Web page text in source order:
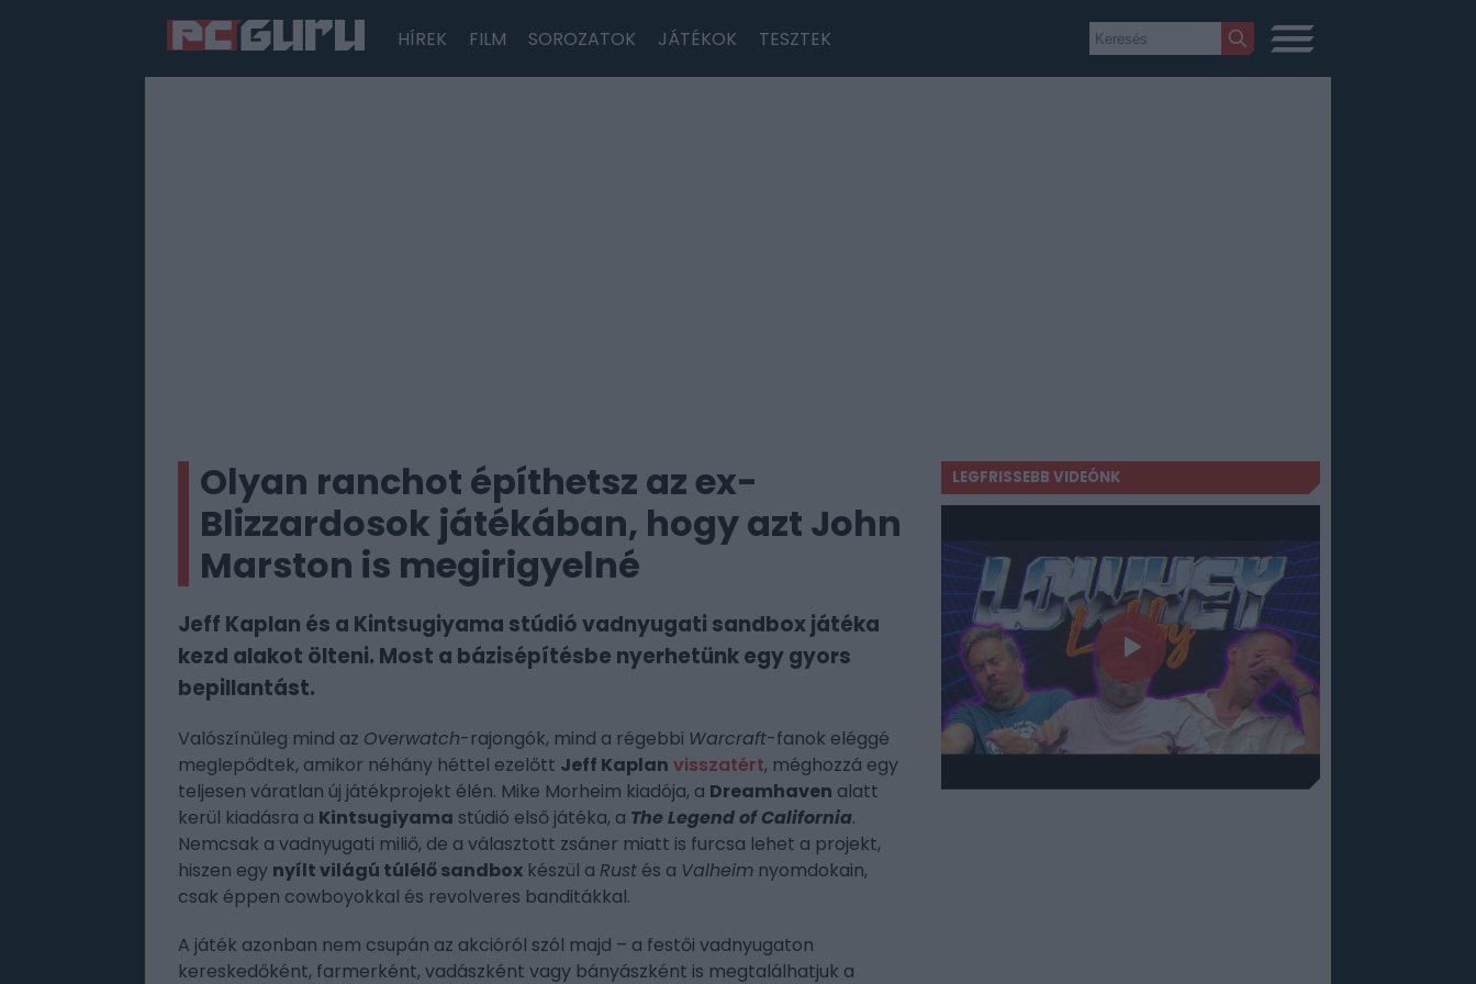
HÍREK FILM SOROZATOK JÁTÉKOK TESZTEK
Olyan ranchot építhetsz az ex-
Blizzardosok játékában, hogy azt John
Marston is megirigyelné
Jeff Kaplan és a Kintsugiyama stúdió vadnyugati sandbox játéka
kezd alakot ölteni. Most a bázisépítésbe nyerhetünk egy gyors
bepillantást.
Valószínűleg mind az Overwatch-rajongók, mind a régebbi Warcraft-fanok eléggé
meglepődtek, amikor néhány héttel ezelőtt Jeff Kaplan visszatért, méghozzá egy
teljesen váratlan új játékprojekt élén. Mike Morheim kiadója, a Dreamhaven alatt
kerül kiadásra a Kintsugiyama stúdió első játéka, a The Legend of California.
Nemcsak a vadnyugati miliő, de a választott zsáner miatt is furcsa lehet a projekt,
hiszen egy nyílt világú túlélő sandbox készül a Rust és a Valheim nyomdokain,
csak éppen cowboyokkal és revolveres banditákkal.
A játék azonban nem csupán az akcióról szól majd – a festői vadnyugaton
kereskedőként, farmerként, vadászként vagy bányászként is megtalálhatjuk a
LEGFRISSEBB VIDEÓNK